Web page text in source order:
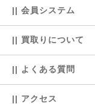
|| 会員システム
|| 買取りについて
|| よくある質問
|| アクセス